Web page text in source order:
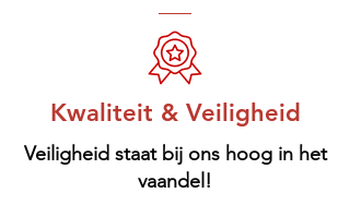
Kwaliteit & Veiligheid
Veiligheid staat bij ons hoog in het
vaandel!